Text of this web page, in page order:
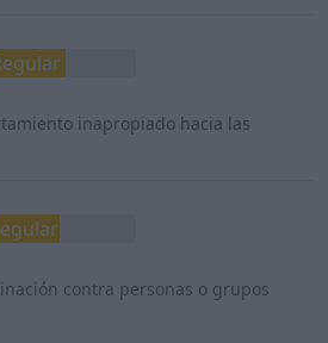
inapropiado hacia las
contra personas o grupos